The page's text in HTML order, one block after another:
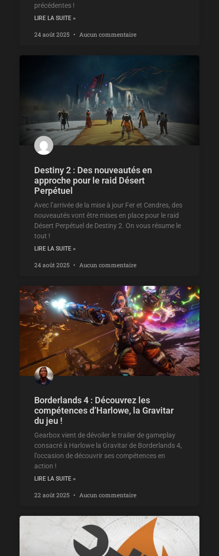
précédentes !
LIRE LA SUITE »
24 août 2025 Aucun commentaire
Destiny 2 : Des nouveautés en
approche pour le raid Désert
Perpétuel
Avec l’arrivée de la mise à jour Fer et Cendres, des
nouveautés vont être mises en place pour le raid
Désert Perpétuel de Destiny 2. On vous résume le
tout !
LIRE LA SUITE »
24 août 2025 Aucun commentaire
Borderlands 4 : Découvrez les
compétences d’Harlowe, la Gravitar
du jeu !
Gearbox vient de dévoiler le trailer de gameplay
consacré à Harlowe la Gravitar de Borderlands 4,
l’occasion de découvrir ses compétences en
action !
LIRE LA SUITE »
22 août 2025 Aucun commentaire